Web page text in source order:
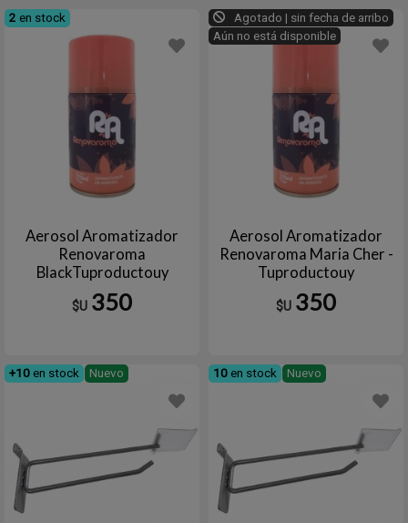
2 en stock
Aerosol Aromatizador
Renovaroma
BlackTuproductouy
$U 350
Agotado | sin fecha de arribo
Aún no está disponible
Aerosol Aromatizador
Renovaroma Maria Cher -
Tuproductouy
$U 350
+10 en stock Nuevo 10 en stock Nuevo